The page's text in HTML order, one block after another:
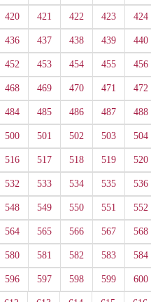
420 421 422 423 424
436 437 438 439 440
452 453 454 455 456
468 469 470 471 472
484 485 486 487 488
500 501 502 503 504
516 517 518 519 520
532 533 534 535 536
548 549 550 551 552
564 565 566 567 568
580 581 582 583 584
596 597 598 599 600